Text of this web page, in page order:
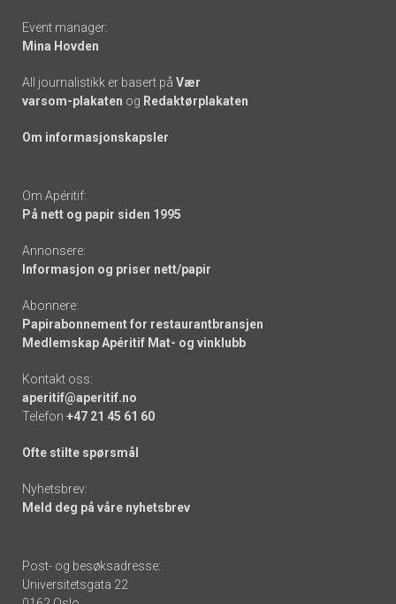
Event manager:
Mina Hovden
All journalistikk er basert på Vær
varsom-plakaten og Redaktørplakaten
Om informasjonskapsler
Om Apéritif:
På nett og papir siden 1995
Annonsere:
Informasjon og priser nett/papir
Abonnere:
Papirabonnement for restaurantbransjen
Medlemskap Apéritif Mat- og vinklubb
Kontakt oss:
aperitif@aperitif.no
Telefon +47 21 45 61 60
Ofte stilte spørsmål
Nyhetsbrev:
Meld deg på våre nyhetsbrev
Post- og besøksadresse:
Universitetsgata 22